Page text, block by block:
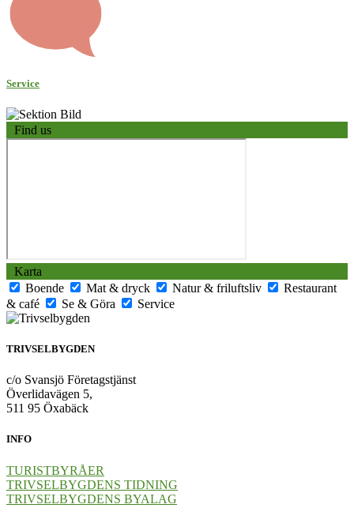
Service
Find us
Karta
Boende
Mat & dryck Natur & friluftsliv
Restaurant
& café
Se & Göra Service
TRIVSELBYGDEN
c/o Svansjö Företagstjänst
Överlidavägen 5,
511 95 Öxabäck
INFO
TURISTBYRÅER
TRIVSELBYGDENS TIDNING
TRIVSELBYGDENS BYALAG